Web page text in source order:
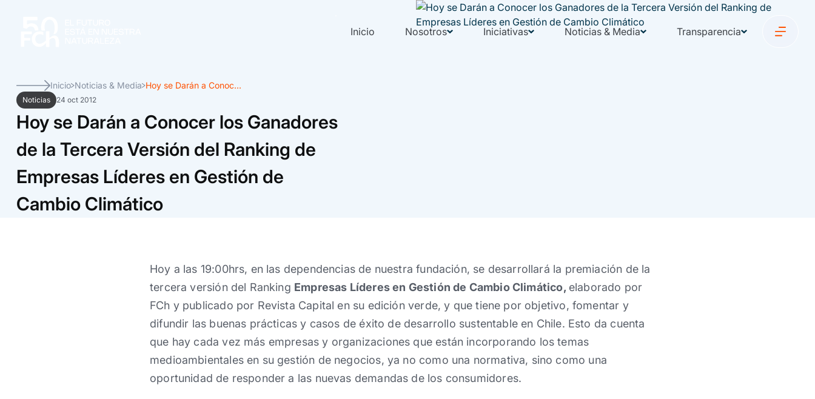
Inicio Nosotros Iniciativas Noticias & Media Transparencia
Inicio Noticias & Media Hoy se Darán a Conoc...
Noticias 24 oct 2012
Hoy se Darán a Conocer los Ganadores
de la Tercera Versión del Ranking de
Empresas Líderes en Gestión de
Cambio Climático
Hoy a las 19:00hrs, en las dependencias de nuestra fundación, se desarrollará la premiación de la
tercera versión del Ranking Empresas Líderes en Gestión de Cambio Climático, elaborado por
FCh y publicado por Revista Capital en su edición verde, y que tiene por objetivo, fomentar y
difundir las buenas prácticas y casos de éxito de desarrollo sustentable en Chile. Esto da cuenta
que hay cada vez más empresas y organizaciones que están incorporando los temas
medioambientales en su gestión de negocios, ya no como una normativa, sino como una
oportunidad de responder a las nuevas demandas de los consumidores.